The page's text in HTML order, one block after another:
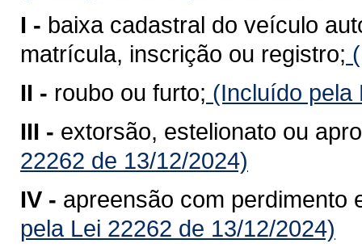
I - baixa cadastral do veículo
matrícula, inscrição ou registro;
II - roubo ou furto; (Incluído pela
III - extorsão, estelionato ou
22262 de 13/12/2024)
IV - apreensão com perdimento
pela Lei 22262 de 13/12/2024)